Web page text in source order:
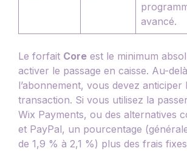
avancé.
Le forfait Core est le minimum
activer le passage en caisse. Au-
l’abonnement, vous devez anticiper
transaction. Si vous utilisez la
Wix Payments, ou des alternatives
et PayPal, un pourcentage
de 1,9 % à 2,1 %) plus des frais